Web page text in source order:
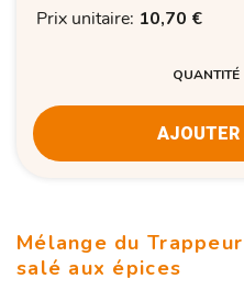
Prix unitaire: 10,70 €
QUANTITÉ
AJOUTER
Mélange du
salé aux épices